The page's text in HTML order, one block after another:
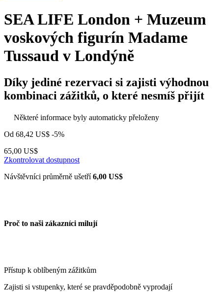
SEA LIFE London + Muzeum
voskových figurín Madame
Tussaud v Londýně
Díky jediné rezervaci si zajisti výhodnou
kombinaci zážitků, o které nesmíš přijít
Některé informace byly automaticky přeloženy
Od 68,42 US$ -5%
65,00 US$
Zkontrolovat dostupnost
Návštěvníci průměrně ušetří6,00 US$
Proč to naši zákazníci milují
Přístup k oblíbeným zážitkům
Zajisti si vstupenky, které se pravděpodobně vyprodají